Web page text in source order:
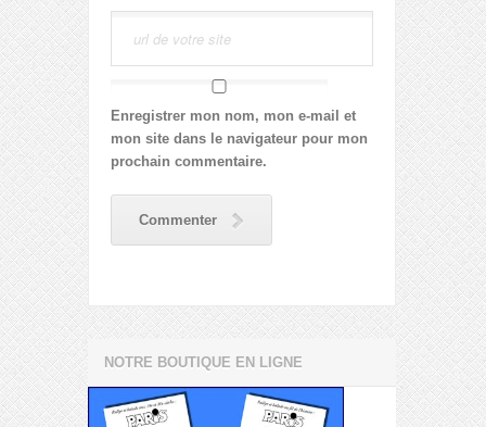
Enregistrer mon nom, mon e-mail et
mon site dans le navigateur pour mon
prochain commentaire.
Commenter
NOTRE BOUTIQUE EN LIGNE